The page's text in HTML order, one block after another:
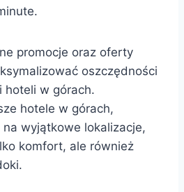
promocje oraz oferty
oszczędności
hoteli w górach.
hotele w górach,
wyjątkowe lokalizacje,
komfort, ale również